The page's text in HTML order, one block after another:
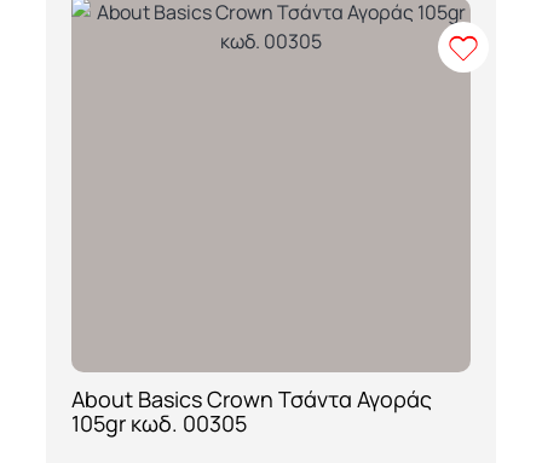
[ti_wishlists_addtowishlist loop=yes]
About Basics Crown Τσάντα Αγοράς
105gr κωδ. 00305